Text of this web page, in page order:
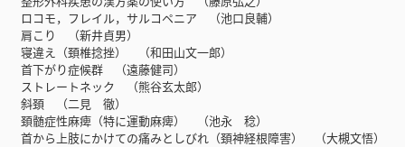
ロコモ，フレイル，サルコペニア （池口良輔）
肩こり （新井貞男）
寝違え（頚椎捻挫） （和田山文一郎）
首下がり症候群 （遠藤健司）
ストレートネック （熊谷玄太郎）
斜頚 （二見 徹）
頚髄症性麻痺（特に運動麻痺） （池永 稔）
首から上肢にかけての痛みとしびれ（頚神経根障害） （大槻文悟）